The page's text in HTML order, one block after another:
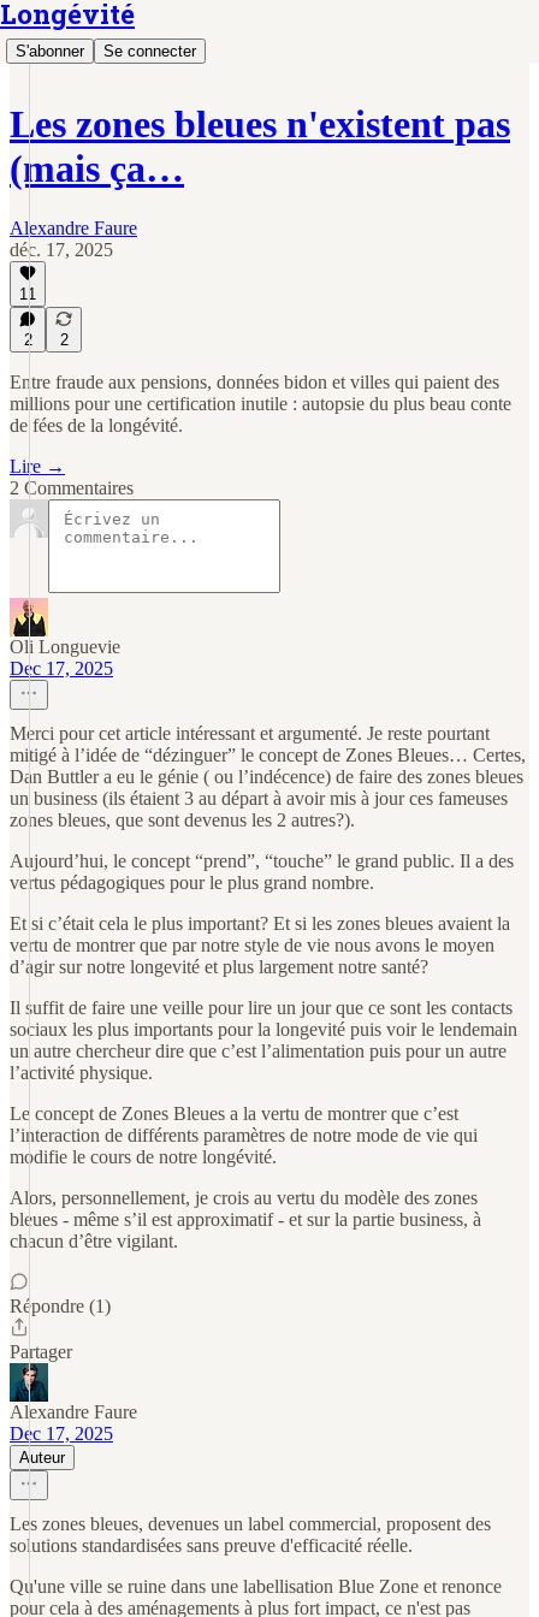
Longévité
S'abonner Se connecter
Les zones bleues n'existent pas
(mais ça…
Alexandre Faure
déc. 17, 2025
11
2 2
Entre fraude aux pensions, données bidon et villes qui paient des
millions pour une certification inutile : autopsie du plus beau conte
de fées de la longévité.
Lire →
2 Commentaires
Oli Longuevie
Dec 17, 2025
Merci pour cet article intéressant et argumenté. Je reste pourtant
mitigé à l’idée de “dézinguer” le concept de Zones Bleues… Certes,
Dan Buttler a eu le génie ( ou l’indécence) de faire des zones bleues
un business (ils étaient 3 au départ à avoir mis à jour ces fameuses
zones bleues, que sont devenus les 2 autres?).
Aujourd’hui, le concept “prend”, “touche” le grand public. Il a des
vertus pédagogiques pour le plus grand nombre.
Et si c’était cela le plus important? Et si les zones bleues avaient la
vertu de montrer que par notre style de vie nous avons le moyen
d’agir sur notre longevité et plus largement notre santé?
Il suffit de faire une veille pour lire un jour que ce sont les contacts
sociaux les plus importants pour la longevité puis voir le lendemain
un autre chercheur dire que c’est l’alimentation puis pour un autre
l’activité physique.
Le concept de Zones Bleues a la vertu de montrer que c’est
l’interaction de différents paramètres de notre mode de vie qui
modifie le cours de notre longévité.
Alors, personnellement, je crois au vertu du modèle des zones
bleues - même s’il est approximatif - et sur la partie business, à
chacun d’être vigilant.
Répondre (1)
Partager
Alexandre Faure
Dec 17, 2025
Auteur
Les zones bleues, devenues un label commercial, proposent des
solutions standardisées sans preuve d'efficacité réelle.
Qu'une ville se ruine dans une labellisation Blue Zone et renonce
pour cela à des aménagements à plus fort impact, ce n'est pas